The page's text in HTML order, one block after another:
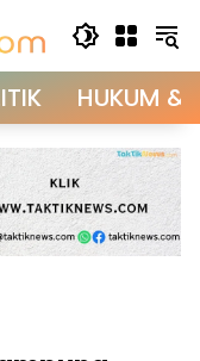
HUKUM &